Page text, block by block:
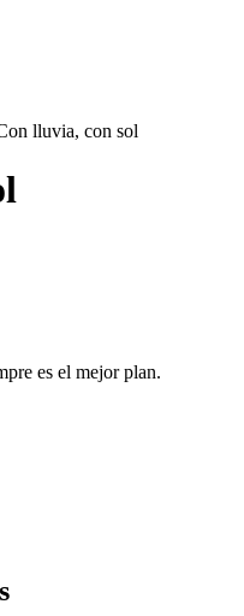
lluvia, con sol
es el mejor plan.